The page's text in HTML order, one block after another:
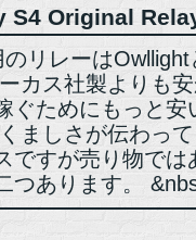
S4 Original
リレーは
カス社製よりも
ぐためにもっと
ましさが伝わっ
ですが売り物で
つあります。